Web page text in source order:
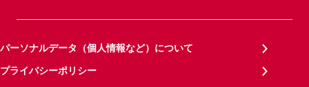
パーソナルデータ（個人情報など）について
プライバシーポリシー